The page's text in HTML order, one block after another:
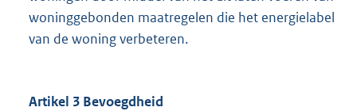
woninggebonden maatregelen die het energielabel
van de woning verbeteren.
Artikel 3 Bevoegdheid